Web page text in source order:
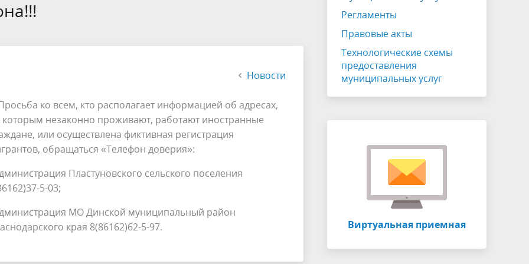
контроль
Отчет главы
Противодействие коррупции
Правила благоустройства
Аукционы и торги
учреждения
Территориальная комиссия по
профилактике правонарушения
Информация о собраниях участников
безопасность
Публичные слушания
Новости
ко всем, кто располагает информацией об адресах,
которым незаконно проживают, работают иностранные
или осуществлена фиктивная регистрация
обращаться «Телефон доверия»:
Пластуновского сельского поселения
5-03;
МО Динской муниципальный район
края 8(86162)62-5-97.
Регламенты
Правовые акты
Технологические схемы
предоставления
муниципальных услуг
Виртуальная приемная